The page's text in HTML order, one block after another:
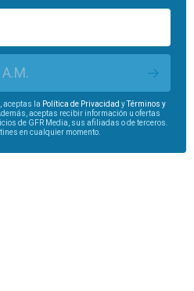
aceptas la Política de Privacidad yTérminos y
aceptas recibir información u ofertas
de GFR Media, sus afiliadas o de terceros.
en cualquier momento.